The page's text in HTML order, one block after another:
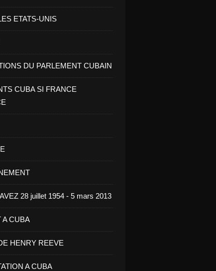
ETATS-UNIS
DU PARLEMENT CUBAIN
CUBA SI FRANCE
28 juillet 1954 - 5 mars 2013
A CUBA
HENRY REEVE
A CUBA